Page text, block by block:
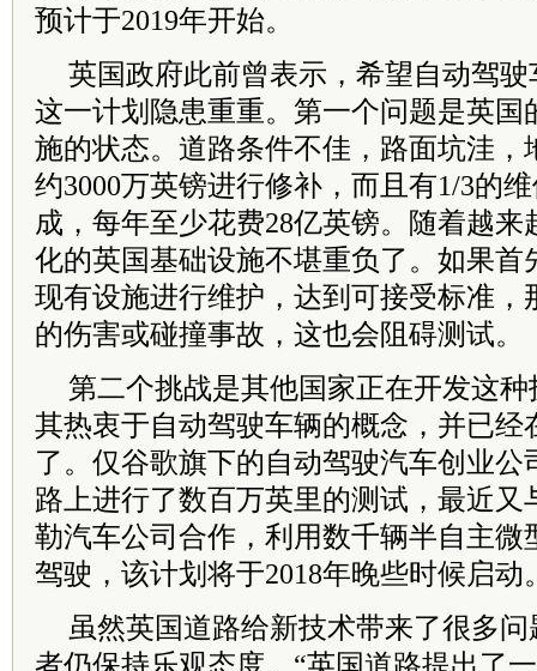
预计于2019年开始。
英国政府此前曾表示，希望自动驾驶
这一计划隐患重重。第一个问题是英国
施的状态。道路条件不佳，路面坑洼，
约3000万英镑进行修补，而且有1/3的
成，每年至少花费28亿英镑。随着越
化的英国基础设施不堪重负了。如果首
现有设施进行维护，达到可接受标准，
的伤害或碰撞事故，这也会阻碍测试。
第二个挑战是其他国家正在开发这
其热衷于自动驾驶车辆的概念，并已经
了。仅谷歌旗下的自动驾驶汽车创业公
路上进行了数百万英里的测试，最近又
勒汽车公司合作，利用数千辆半自主微
驾驶，该计划将于2018年晚些时候启动
虽然英国道路给新技术带来了很多